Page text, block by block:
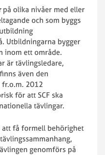
på olika nivåer med eller
och som byggs
Utbildningarna bygger
inom ett område.
är tävlingsledare,
även den
2012
för att SCF ska
tävlingar.
att få formell behörighet
genomförs på